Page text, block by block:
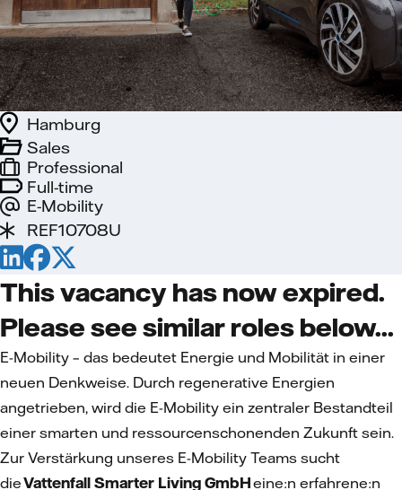
Full-time
E-Mobility
Sales
Hamburg
Professional
REF10708U
This vacancy has now expired.
Please see similar roles below...
E-Mobility – das bedeutet Energie und Mobilität in einer
neuen Denkweise. Durch regenerative Energien
angetrieben, wird die E-Mobility ein zentraler Bestandteil
einer smarten und ressourcenschonenden Zukunft sein.
Zur Verstärkung unseres E-Mobility Teams sucht
dieVattenfall Smarter Living GmbHeine:n erfahrene:n